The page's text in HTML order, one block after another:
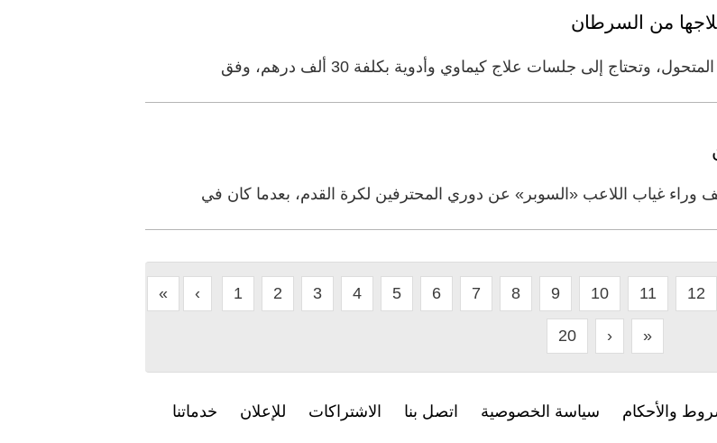
وراء غياب اللاعب «السوبر» عن دوري المحترفين لكرة القدم، بعدما كان في
« ‹ 1 2 3 4 5 6 7 8 9 10 11 12
20 › »
والأحكام سياسة الخصوصية اتصل بنا الاشتراكات للإعلان خدماتنا